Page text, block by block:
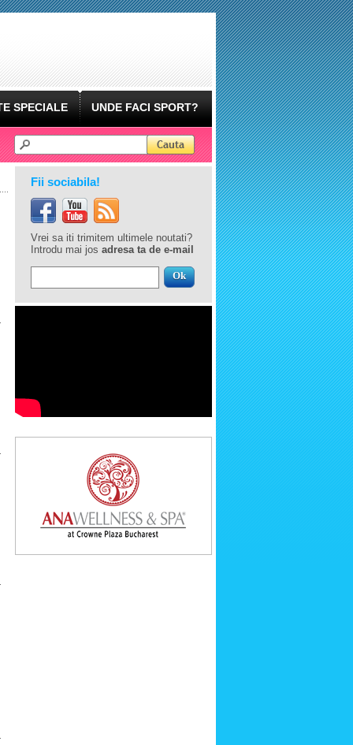
SPECIALE UNDE FACI SPORT?
Fii sociabila!
Vrei sa iti trimitem ultimele noutati?
Introdu mai jos adresa ta de e-mail